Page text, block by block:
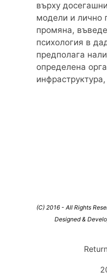
върху
модели и лично
промяна,
психология в
предполага
определена
(C) 2016 - All Rights
Designed &